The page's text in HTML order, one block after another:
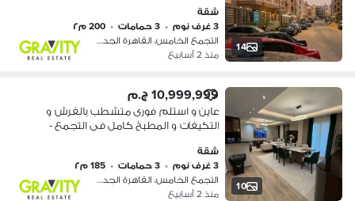
14
الوطن - الاندلس التجمع الخامس
شقة
3 غرف نوم
• 3 حمامات • 200 م٢
التجمع الخامس، القاهرة الجديدة
منذ 2 أسابيع
10
10,999,999 ج.م
عاين و استلم فورى متشطب بالفرش و
التكيفات و المطبخ كامل فى التجمع -
بيت الوطن - مطار القاهرة
شقة
3 غرف نوم
• 3 حمامات • 185 م٢
التجمع الخامس، القاهرة الجديدة
منذ 2 أسابيع